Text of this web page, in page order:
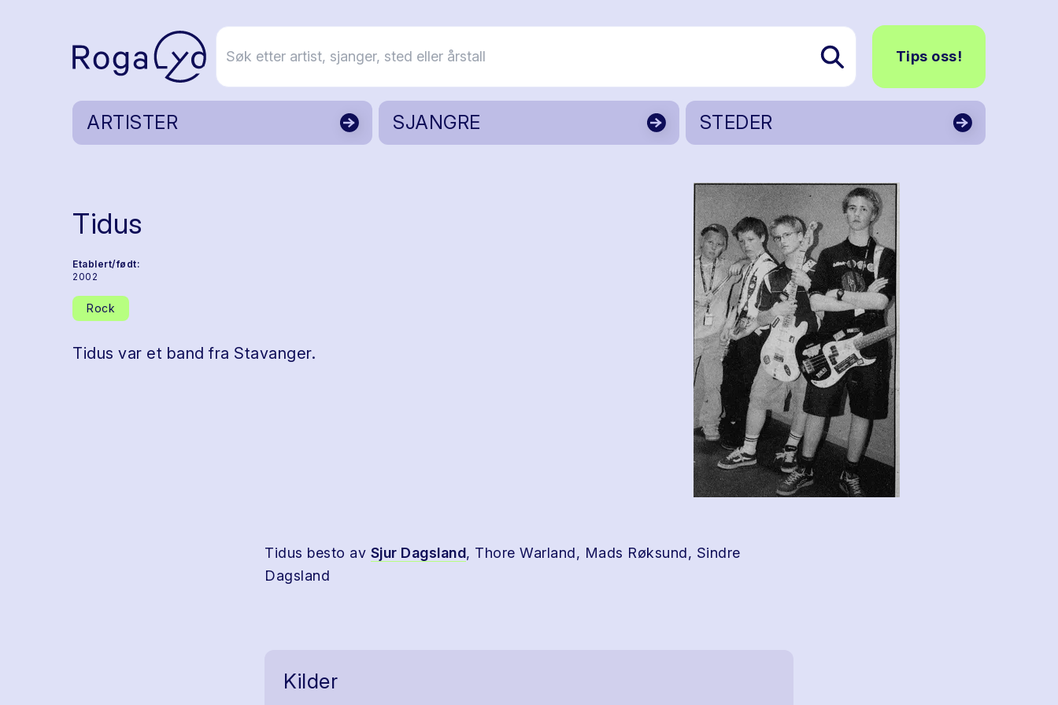
Tips oss!
ARTISTER SJANGRE STEDER
Tidus
Etablert/født:
2002
Rock
Tidus var et band fra Stavanger.
Tidus besto av Sjur Dagsland, Thore Warland, Mads Røksund, Sindre
Dagsland
Kilder